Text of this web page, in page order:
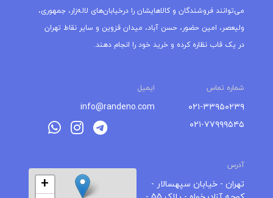
می‌توانند فروشندگان و کالاهایشان را درخیابان‌های لاله‌زار، جمهوری،
ولیعصر، امین حضور، حسن آباد، میدان قزوین و سایر نقاط تهران
در یک قاب نظاره کرده و خرید خود را انجام دهند.
شماره تماس ایمیل
۰۲۱-۳۳۹۵۰۲۳۹
۰۲۱-۷۷۹۹۹۵۴۵
info@randeno.com
آدرس
تهران - خیابان سپهسالار -
+